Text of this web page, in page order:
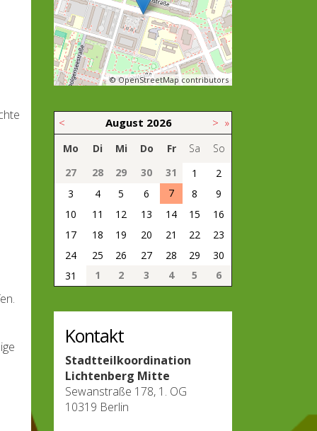
© OpenStreetMap contributors
< August 2026 > »
Mo Di Mi Do Fr Sa
So
27
28 29 30 31 1
2
3
4 5 6 7 8
9
10
11 12 13 14 15
16
17
18 19 20 21 22
23
24
25 26 27 28 29
30
31
1 2 3 4 5 6
Kontakt
Stadtteilkoordination
Lichtenberg Mitte
Sewanstraße 178, 1. OG
10319 Berlin